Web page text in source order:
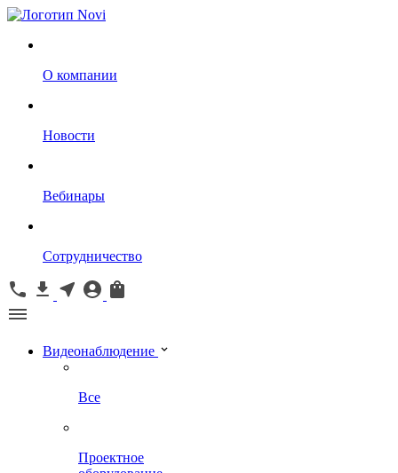
О компании
Новости
Вебинары
Сотрудничество
Видеонаблюдение
Все
Проектное